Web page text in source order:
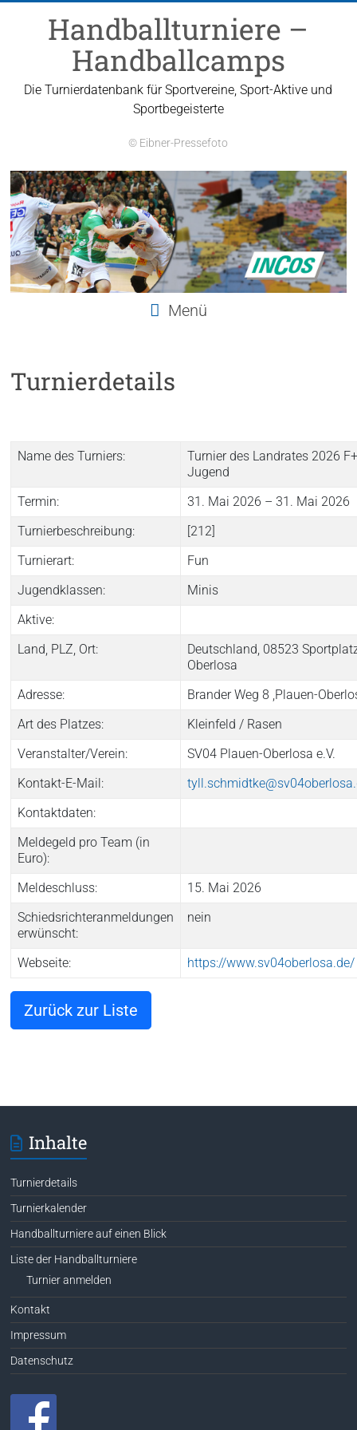
Handballturniere –
Handballcamps
Die Turnierdatenbank für Sportvereine, Sport-Aktive und
Sportbegeisterte
© Eibner-Pressefoto
Menü
Turnierdetails
Name des Turniers:
Turnier des Landrates 2026
Jugend
Termin:
31. Mai 2026 – 31. Mai 2026
Turnierbeschreibung:
[212]
Turnierart:
Fun
Jugendklassen:
Minis
Aktive:
Land, PLZ, Ort:
Deutschland, 08523
Oberlosa
Adresse:
Brander Weg 8 ,Plauen-
Art des Platzes:
Kleinfeld / Rasen
Veranstalter/Verein:
SV04 Plauen-Oberlosa e.V.
Kontakt-E-Mail:
Kontaktdaten:
Meldegeld pro Team (in
Euro):
Meldeschluss:
15. Mai 2026
Schiedsrichteranmeldungen
erwünscht:
nein
Webseite: https://www.sv04oberlosa.de/
Zurück zur Liste
Inhalte
Turnierdetails
Turnierkalender
Handballturniere auf einen Blick
Liste der Handballturniere
Turnier anmelden
Kontakt
Impressum
Datenschutz